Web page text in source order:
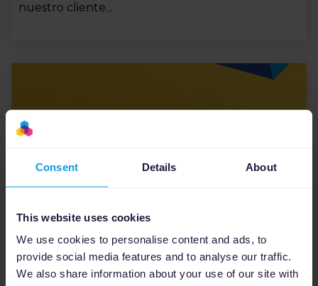
Consent Details About
This website uses cookies
We use cookies to personalise content and ads, to
provide social media features and to analyse our traffic.
We also share information about your use of our site with
nuestro cliente...
Google Ads
4 formas de mejorar el Quality
Score de tus anuncios